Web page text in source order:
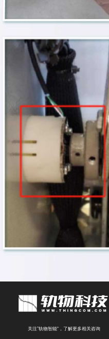
关注”轨物智能“，了解更多相关咨询